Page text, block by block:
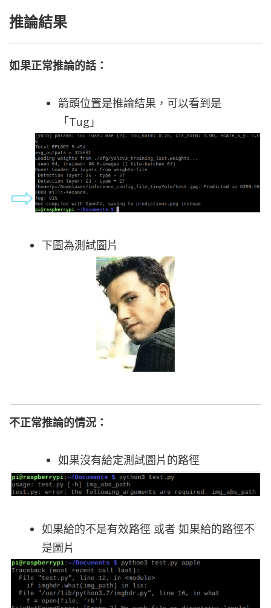
推論結果
如果正常推論的話：
箭頭位置是推論結果，可以看到是
「Tug」
下圖為測試圖片
不正常推論的情況：
如果沒有給定測試圖片的路徑
如果給的不是有效路徑 或者 如果給的路徑不
是圖片